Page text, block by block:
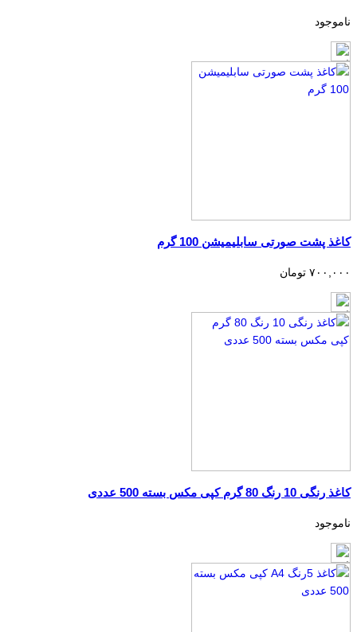
ناموجود
کاغذ پشت صورتی سابلیمیشن 100 گرم
۷۰۰,۰۰۰ تومان
کاغذ رنگی 10 رنگ 80 گرم کپی مکس بسته 500 عددی
ناموجود